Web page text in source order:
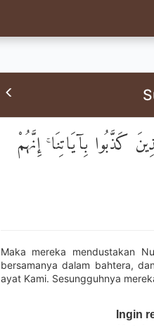
كَذَّبُوا بِآيَاتِنَا ۚ إِنَّهُمْ
Maka mereka mendustakan
bersamanya dalam bahtera,
ayat Kami. Sesungguhnya
Ingin